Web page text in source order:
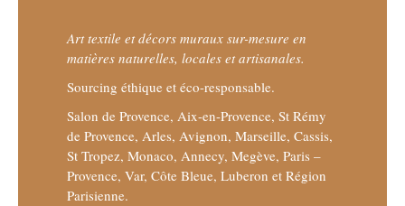
Art textile et décors muraux sur-mesure en
matières naturelles, locales et artisanales.
Sourcing éthique et éco-responsable.
Salon de Provence, Aix-en-Provence, St Rémy
de Provence, Arles, Avignon, Marseille, Cassis,
St Tropez, Monaco, Annecy, Megève, Paris –
Provence, Var, Côte Bleue, Luberon et Région
Parisienne.